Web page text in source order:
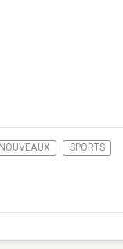
NOUVEAUX SPORTS